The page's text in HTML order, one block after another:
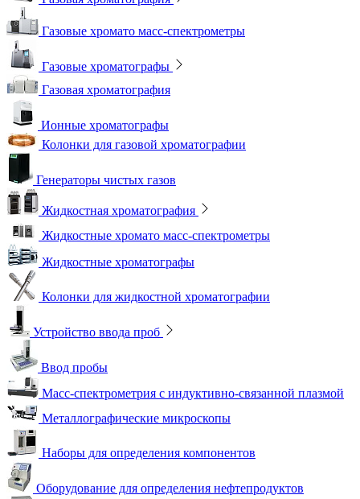
Газовые хромато масс-спектрометры
Газовые хроматографы
Газовая хроматография
Ионные хроматографы
Колонки для газовой хроматографии
Генераторы чистых газов
Жидкостная хроматография
Жидкостные хромато масс-спектрометры
Жидкостные хроматографы
Колонки для жидкостной хроматографии
Устройство ввода проб
Ввод пробы
Масс-спектрометрия с индуктивно-связанной плазмой
Металлографические микроскопы
Наборы для определения компонентов
Оборудование для определения нефтепродуктов